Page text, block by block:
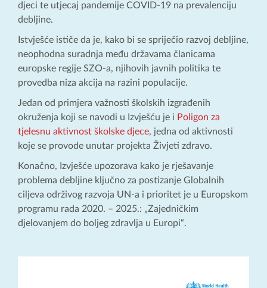
djeci te utjecaj pandemije COVID-19 na prevalenciju
debljine.
Istvješće ističe da je, kako bi se spriječio razvoj debljine,
neophodna suradnja među državama članicama
europske regije SZO-a, njihovih javnih politika te
provedba niza akcija na razini populacije.
Jedan od primjera važnosti školskih izgrađenih
okruženja koji se navodi u Izvješću je i Poligon za
tjelesnu aktivnost školske djece, jedna od aktivnosti
koje se provode unutar projekta Živjeti zdravo.
Konačno, Izvješće upozorava kako je rješavanje
problema debljine ključno za postizanje Globalnih
ciljeva održivog razvoja UN-a i prioritet je u Europskom
programu rada 2020. – 2025.: „Zajedničkim
djelovanjem do boljeg zdravlja u Europi“.